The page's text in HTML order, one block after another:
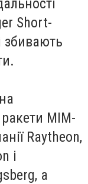
Short-
збивають
MIM-
Raytheon,
і
а